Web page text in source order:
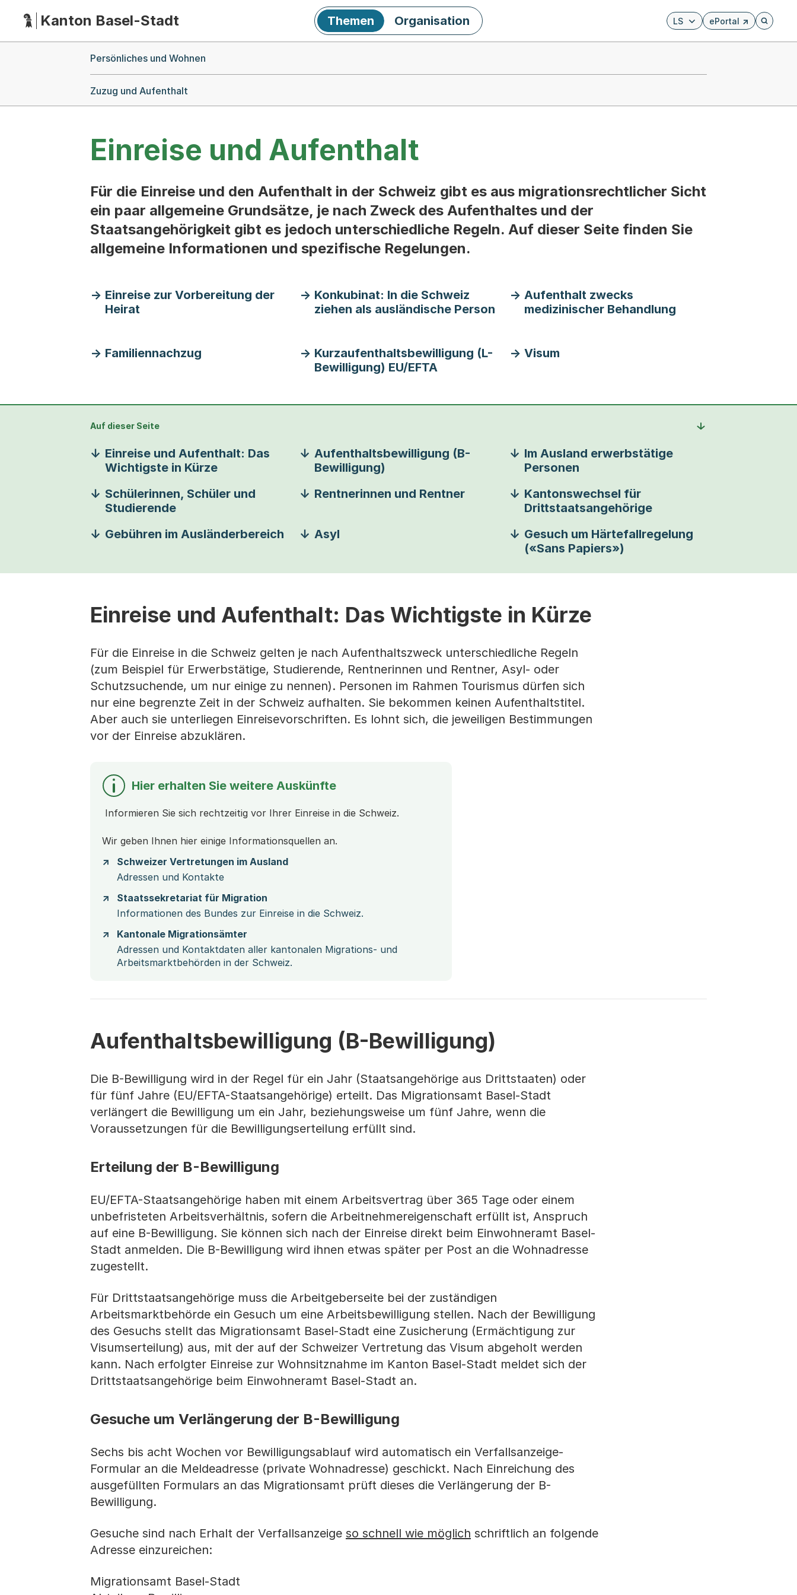
HauptnavigationKanton Basel-Stadt LS ePortal
Externer Link, wird in
Öffnet
Themen Organisation
Persönliches und Wohnen
Zuzug und Aufenthalt
Einreise und Aufenthalt
Für die Einreise und den Aufenthalt in der Schweiz gibt es aus migrationsrechtlicher Sicht
ein paar allgemeine Grundsätze, je nach Zweck des Aufenthaltes und der
Staatsangehörigkeit gibt es jedoch unterschiedliche Regeln. Auf dieser Seite finden Sie
allgemeine Informationen und spezifische Regelungen.
Einreise zur Vorbereitung der
Heirat
Konkubinat: In die Schweiz
ziehen als ausländische Person
Aufenthalt zwecks
medizinischer Behandlung
Familiennachzug
Kurzaufenthaltsbewilligung (L-
Bewilligung) EU/EFTA
Visum
Auf dieser Seite
Einreise und Aufenthalt: Das
Wichtigste in Kürze
Aufenthaltsbewilligung (B-
Bewilligung)
Im Ausland erwerbstätige
Personen
Schülerinnen, Schüler und
Studierende
Rentnerinnen und Rentner
Kantonswechsel für
Drittstaatsangehörige
Gebühren im Ausländerbereich
Asyl
Gesuch um Härtefallregelung
(«Sans Papiers»)
Einreise und Aufenthalt: Das Wichtigste in Kürze
Für die Einreise in die Schweiz gelten je nach Aufenthaltszweck unterschiedliche Regeln
(zum Beispiel für Erwerbstätige, Studierende, Rentnerinnen und Rentner, Asyl- oder
Schutzsuchende, um nur einige zu nennen). Personen im Rahmen Tourismus dürfen sich
nur eine begrenzte Zeit in der Schweiz aufhalten. Sie bekommen keinen Aufenthaltstitel.
Aber auch sie unterliegen Einreisevorschriften. Es lohnt sich, die jeweiligen Bestimmungen
vor der Einreise abzuklären.
Hier erhalten Sie weitere Auskünfte
Informieren Sie sich rechtzeitig vor Ihrer Einreise in die Schweiz.
Wir geben Ihnen hier einige Informationsquellen an.
Schweizer Vertretungen im Ausland
Adressen und Kontakte
Staatssekretariat für Migration
Informationen des Bundes zur Einreise in die Schweiz.
Kantonale Migrationsämter
Adressen und Kontaktdaten aller kantonalen Migrations- und
Arbeitsmarktbehörden in der Schweiz.
Aufenthaltsbewilligung (B-Bewilligung)
Die B-Bewilligung wird in der Regel für ein Jahr (Staatsangehörige aus Drittstaaten) oder
für fünf Jahre (EU/EFTA-Staatsangehörige) erteilt. Das Migrationsamt Basel-Stadt
verlängert die Bewilligung um ein Jahr, beziehungsweise um fünf Jahre, wenn die
Voraussetzungen für die Bewilligungserteilung erfüllt sind.
Erteilung der B-Bewilligung
EU/EFTA-Staatsangehörige haben mit einem Arbeitsvertrag über 365 Tage oder einem
unbefristeten Arbeitsverhältnis, sofern die Arbeitnehmereigenschaft erfüllt ist, Anspruch
auf eine B-Bewilligung. Sie können sich nach der Einreise direkt beim Einwohneramt Basel-
Stadt anmelden. Die B-Bewilligung wird ihnen etwas später per Post an die Wohnadresse
zugestellt.
Für Drittstaatsangehörige muss die Arbeitgeberseite bei der zuständigen
Arbeitsmarktbehörde ein Gesuch um eine Arbeitsbewilligung stellen. Nach der Bewilligung
des Gesuchs stellt das Migrationsamt Basel-Stadt eine Zusicherung (Ermächtigung zur
Visumserteilung) aus, mit der auf der Schweizer Vertretung das Visum abgeholt werden
kann. Nach erfolgter Einreise zur Wohnsitznahme im Kanton Basel-Stadt meldet sich der
Drittstaatsangehörige beim Einwohneramt Basel-Stadt an.
Gesuche um Verlängerung der B-Bewilligung
Sechs bis acht Wochen vor Bewilligungsablauf wird automatisch ein Verfallsanzeige-
Formular an die Meldeadresse (private Wohnadresse) geschickt. Nach Einreichung des
ausgefüllten Formulars an das Migrationsamt prüft dieses die Verlängerung der B-
Bewilligung.
Gesuche sind nach Erhalt der Verfallsanzeige so schnell wie möglich schriftlich an folgende
Adresse einzureichen:
Migrationsamt Basel-Stadt